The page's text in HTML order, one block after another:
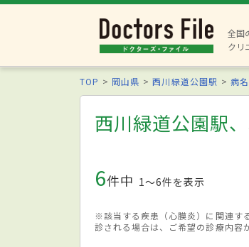
全国
クリ
TOP 岡山県 西川緑道公園駅 病
西川緑道公園駅
6件中 1〜6件を表示
※該当する疾患（心膜炎）に関連す
診される場合は、ご希望の診療内容